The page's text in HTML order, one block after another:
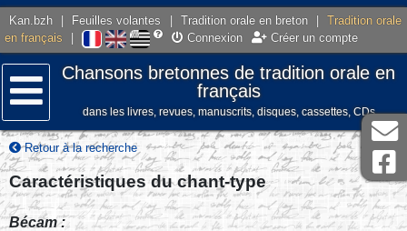
Kan.bzh Feuilles volantes Tradition orale en breton
Tradition orale
en français
Connexion Créer un compte
Menu
Chansons bretonnes de tradition orale en
français
dans les livres, revues, manuscrits, disques, cassettes, CDs
Retour à la recherche
Caractéristiques du chant-type
Bécam :